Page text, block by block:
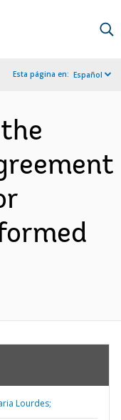
Esta página en: Español
Lourdes;